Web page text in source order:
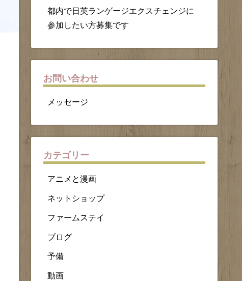
都内で日英ランゲージエクスチェンジに
参加したい方募集です
お問い合わせ
メッセージ
カテゴリー
アニメと漫画
ネットショップ
ファームステイ
ブログ
予備
動画